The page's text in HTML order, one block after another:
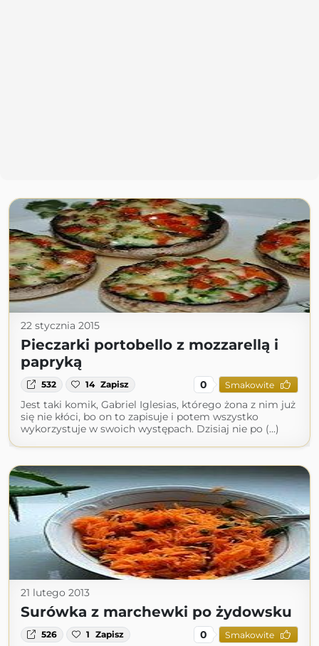
22 stycznia 2015
Pieczarki portobello z mozzarellą i
papryką
532 14 Zapisz 0 Smakowite
Jest taki komik, Gabriel Iglesias, którego żona z nim już
się nie kłóci, bo on to zapisuje i potem wszystko
wykorzystuje w swoich występach. Dzisiaj nie po (...)
21 lutego 2013
Surówka z marchewki po żydowsku
526 1 Zapisz 0 Smakowite